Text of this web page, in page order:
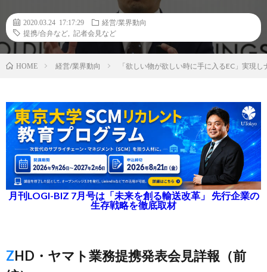
2020.03.24 17:17:29
経営/業界動向
提携/合弁など
記者会見など
HOME 経営/業界動向 「欲しい物が欲しい時に手に入るEC」実現
月刊LOGI-BIZ 7月号は「未来を創る輸送改革」 先行企業の
生存戦略を徹底取材
ZHD・ヤマト業務提携発表会見詳報（前